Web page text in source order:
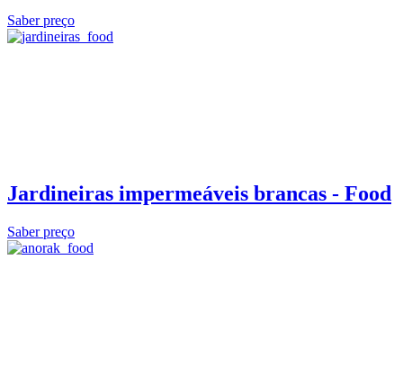
Saber preço
Jardineiras impermeáveis brancas - Food
Saber preço